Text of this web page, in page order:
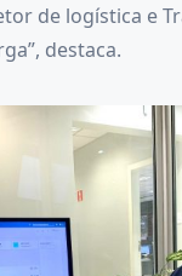
de logística e
destaca.